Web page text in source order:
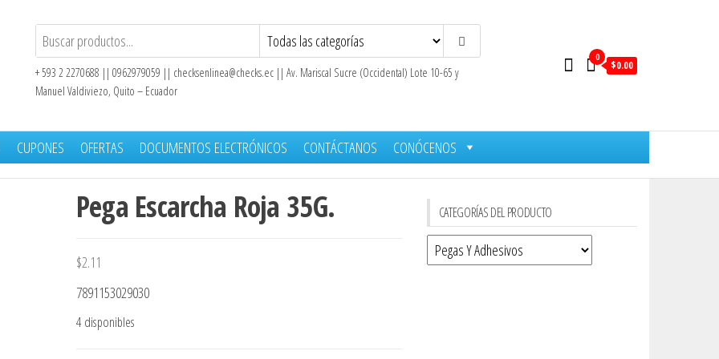
+ 593 2 2270688 || 0962979059 || checksenlinea@checks.ec || Av. Mariscal Sucre (Occidental) Lote 10-65 y
Manuel Valdiviezo, Quito – Ecuador
0
$0.00
CUPONES OFERTAS DOCUMENTOS ELECTRÓNICOS CONTÁCTANOS CONÓCENOS
Pega Escarcha Roja 35G.
$2.11
7891153029030
4 disponibles
CATEGORÍAS DEL PRODUCTO